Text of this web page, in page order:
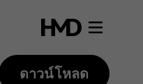
ดาวน์โหลด